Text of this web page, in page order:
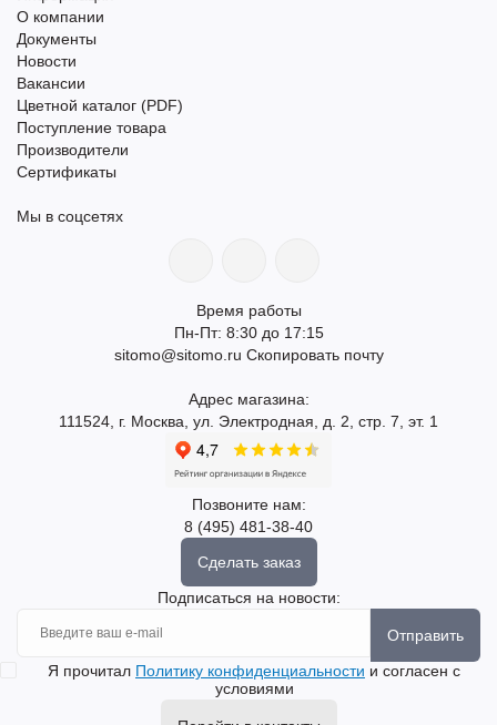
О компании
Документы
Новости
Вакансии
Цветной каталог (PDF)
Поступление товара
Производители
Сертификаты
Мы в соцсетях
Время работы
Пн-Пт: 8:30 до 17:15
sitomo@sitomo.ru Скопировать почту
Адрес магазина:
111524, г. Москва, ул. Электродная, д. 2, стр. 7, эт. 1
Позвоните нам:
8 (495) 481-38-40
Сделать заказ
Подписаться на новости:
Отправить
Я прочитал Политику конфиденциальности и согласен с
условиями